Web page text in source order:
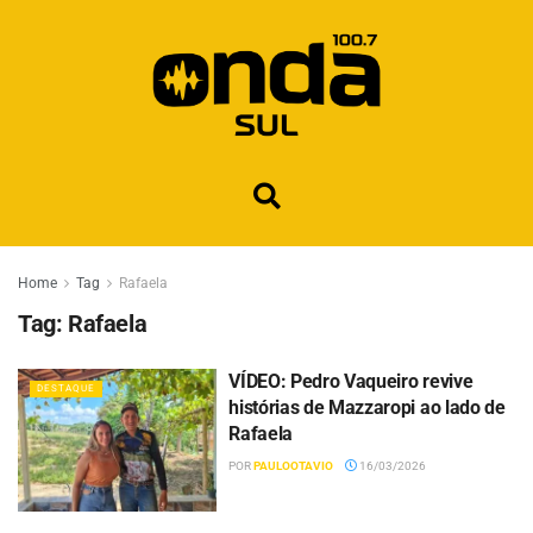
Home Tag Rafaela
Tag: Rafaela
DESTAQUE
VÍDEO: Pedro Vaqueiro revive
histórias de Mazzaropi ao lado de
Rafaela
PORPAULOOTAVIO 16/03/2026